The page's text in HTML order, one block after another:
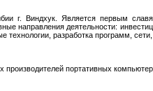
г. Виндхук. Является первым
направления деятельности:
технологии, разработка программ,
портативных